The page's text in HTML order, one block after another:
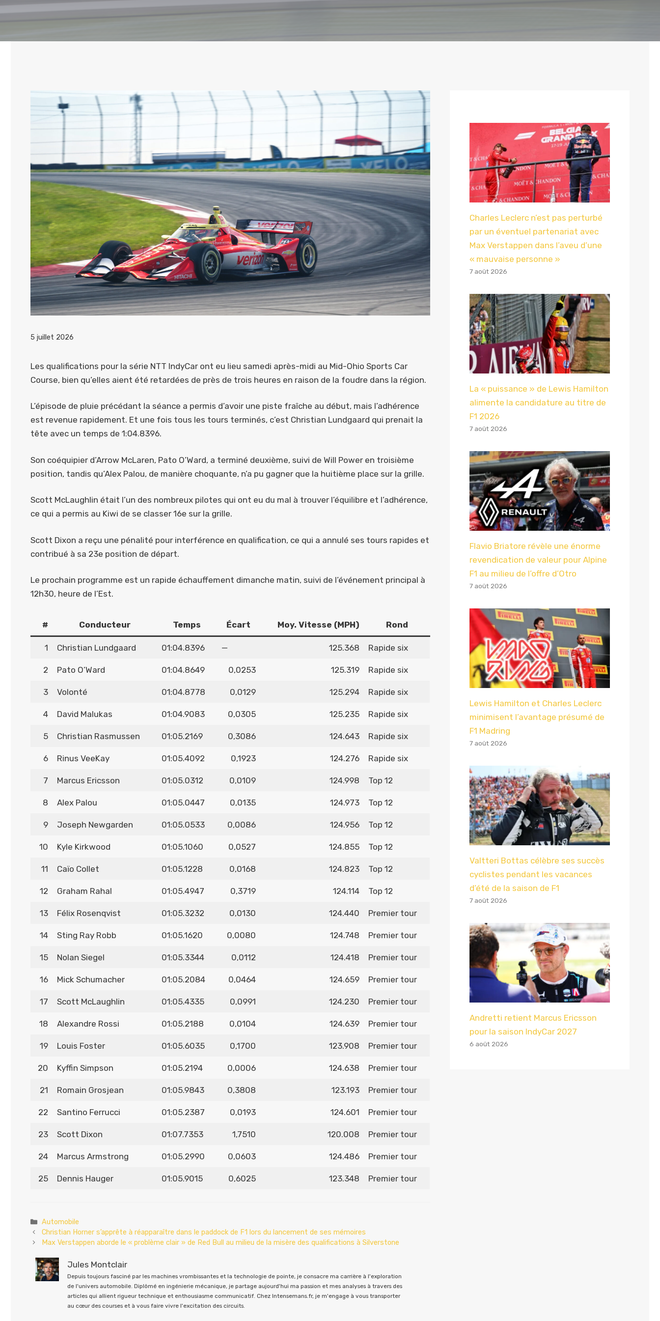
5 juillet 2026
Les qualifications pour la série NTT IndyCar ont eu lieu samedi après-midi au Mid-Ohio Sports Car
Course, bien qu’elles aient été retardées de près de trois heures en raison de la foudre dans la région.
L’épisode de pluie précédant la séance a permis d’avoir une piste fraîche au début, mais l’adhérence
est revenue rapidement. Et une fois tous les tours terminés, c’est Christian Lundgaard qui prenait la
tête avec un temps de 1:04.8396.
Son coéquipier d’Arrow McLaren, Pato O’Ward, a terminé deuxième, suivi de Will Power en troisième
position, tandis qu’Alex Palou, de manière choquante, n’a pu gagner que la huitième place sur la grille.
Scott McLaughlin était l’un des nombreux pilotes qui ont eu du mal à trouver l’équilibre et l’adhérence,
ce qui a permis au Kiwi de se classer 16e sur la grille.
Scott Dixon a reçu une pénalité pour interférence en qualification, ce qui a annulé ses tours rapides et
contribué à sa 23e position de départ.
Le prochain programme est un rapide échauffement dimanche matin, suivi de l’événement principal à
12h30, heure de l’Est.
# Conducteur Temps Écart Moy. Vitesse (MPH) Rond
1 Christian Lundgaard 01:04.8396 — 125.368 Rapide six
2 Pato O’Ward 01:04.8649 0,0253 125.319 Rapide six
3 Volonté 01:04.8778 0,0129 125.294 Rapide six
4 David Malukas 01:04.9083 0,0305 125.235 Rapide six
5 Christian Rasmussen 01:05.2169 0,3086 124.643 Rapide six
6 Rinus VeeKay 01:05.4092 0,1923 124.276 Rapide six
7 Marcus Ericsson 01:05.0312 0,0109 124.998 Top 12
8 Alex Palou 01:05.0447 0,0135 124.973 Top 12
9 Joseph Newgarden 01:05.0533 0,0086 124.956 Top 12
10 Kyle Kirkwood 01:05.1060 0,0527 124.855 Top 12
11 Caïo Collet 01:05.1228 0,0168 124.823 Top 12
12 Graham Rahal 01:05.4947 0,3719 124.114 Top 12
13 Félix Rosenqvist 01:05.3232 0,0130 124.440 Premier tour
14 Sting Ray Robb 01:05.1620 0,0080 124.748 Premier tour
15 Nolan Siegel 01:05.3344 0,0112 124.418 Premier tour
16 Mick Schumacher 01:05.2084 0,0464 124.659 Premier tour
17 Scott McLaughlin 01:05.4335 0,0991 124.230 Premier tour
18 Alexandre Rossi 01:05.2188 0,0104 124.639 Premier tour
19 Louis Foster 01:05.6035 0,1700 123.908 Premier tour
20 Kyffin Simpson 01:05.2194 0,0006 124.638 Premier tour
21 Romain Grosjean 01:05.9843 0,3808 123.193 Premier tour
22 Santino Ferrucci 01:05.2387 0,0193 124.601 Premier tour
23 Scott Dixon 01:07.7353 1,7510 120.008 Premier tour
24 Marcus Armstrong 01:05.2990 0,0603 124.486 Premier tour
25 Dennis Hauger 01:05.9015 0,6025 123.348 Premier tour
Catégories
Automobile
Christian Horner s’apprête à réapparaître dans le paddock de F1 lors du lancement de ses mémoires
Max Verstappen aborde le « problème clair » de Red Bull au milieu de la misère des qualifications à Silverstone
Jules Montclair
Depuis toujours fasciné par les machines vrombissantes et la technologie de pointe, je consacre ma carrière à l'exploration
de l'univers automobile. Diplômé en ingénierie mécanique, je partage aujourd'hui ma passion et mes analyses à travers des
articles qui allient rigueur technique et enthousiasme communicatif. Chez Intensemans.fr, je m'engage à vous transporter
au cœur des courses et à vous faire vivre l'excitation des circuits.
Charles Leclerc n’est pas perturbé
par un éventuel partenariat avec
Max Verstappen dans l’aveu d’une
« mauvaise personne »
7 août 2026
La « puissance » de Lewis Hamilton
alimente la candidature au titre de
F1 2026
7 août 2026
Flavio Briatore révèle une énorme
revendication de valeur pour Alpine
F1 au milieu de l’offre d’Otro
7 août 2026
Lewis Hamilton et Charles Leclerc
minimisent l’avantage présumé de
F1 Madring
7 août 2026
Valtteri Bottas célèbre ses succès
cyclistes pendant les vacances
d’été de la saison de F1
7 août 2026
Andretti retient Marcus Ericsson
pour la saison IndyCar 2027
6 août 2026